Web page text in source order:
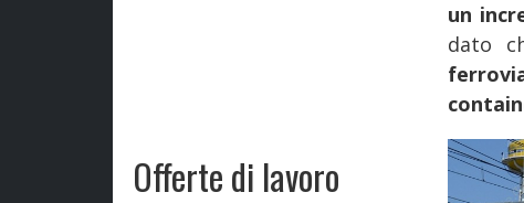
Offerte di lavoro
un
dato